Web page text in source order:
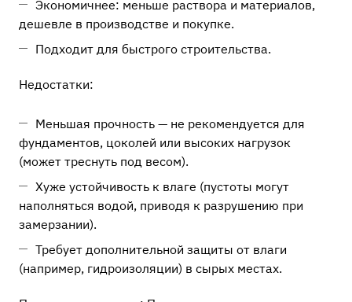
Экономичнее: меньше раствора и материалов,
дешевле в производстве и покупке.
Подходит для быстрого строительства.
Недостатки:
Меньшая прочность — не рекомендуется для
фундаментов, цоколей или высоких нагрузок
(может треснуть под весом).
Хуже устойчивость к влаге (пустоты могут
наполняться водой, приводя к разрушению при
замерзании).
Требует дополнительной защиты от влаги
(например, гидроизоляции) в сырых местах.